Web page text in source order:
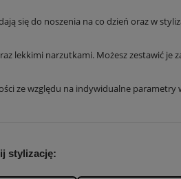
się do noszenia na co dzień oraz w
lekkimi narzutkami. Możesz zestawić je
ze względu na indywidualne parametry
stylizację: